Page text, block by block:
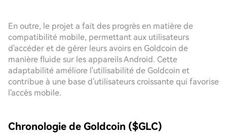
En outre, le projet a fait des progrès en matière de
compatibilité mobile, permettant aux utilisateurs
d'accéder et de gérer leurs avoirs en Goldcoin de
manière fluide sur les appareils Android. Cette
adaptabilité améliore l'utilisabilité de Goldcoin et
contribue à une base d'utilisateurs croissante qui favorise
l'accès mobile.
Chronologie de Goldcoin ($GLC)